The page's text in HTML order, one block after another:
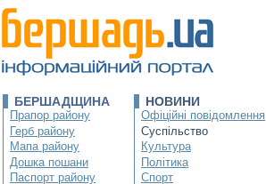
БЕРШАДЩИНА
Прапор району
Герб району
Мапа району
Дошка пошани
Паспорт району
НОВИНИ
Офіційні повідомлення
Суспільство
Культура
Політика
Спорт